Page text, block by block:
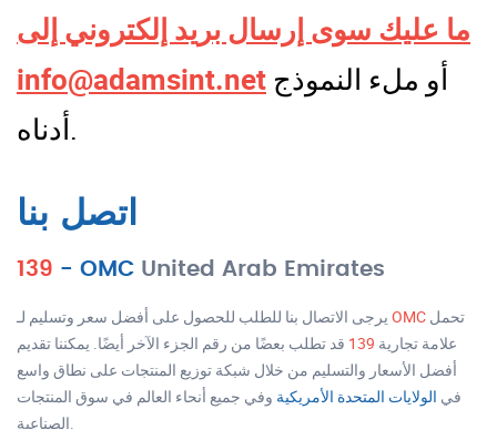
ما عليك سوى إرسال بريد إلكتروني إلى
info@adamsint.net
أدناه.
اتصل بنا
139 - OMC United Arab Emirates
OMC
علامة تجارية 139 قد تطلب بعضًا من رقم الجزء الآخر أيضًا. يمكننا تقديم
أفضل الأسعار والتسليم من خلال شبكة توزيع المنتجات على نطاق واسع
في الولايات المتحدة الأمريكية وفي جميع أنحاء العالم في سوق المنتجات